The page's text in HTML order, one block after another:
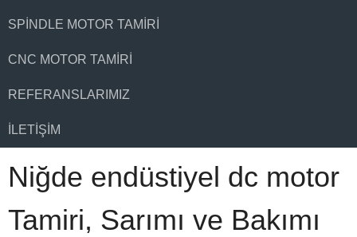
SPINDLE MOTOR TAMIRI
CNC MOTOR TAMIRI
REFERANSLARIMIZ
İLETIŞIM
Niğde endüstiyel dc motor
Tamiri, Sarımı ve Bakımı